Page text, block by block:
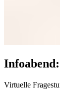
Virtuelle